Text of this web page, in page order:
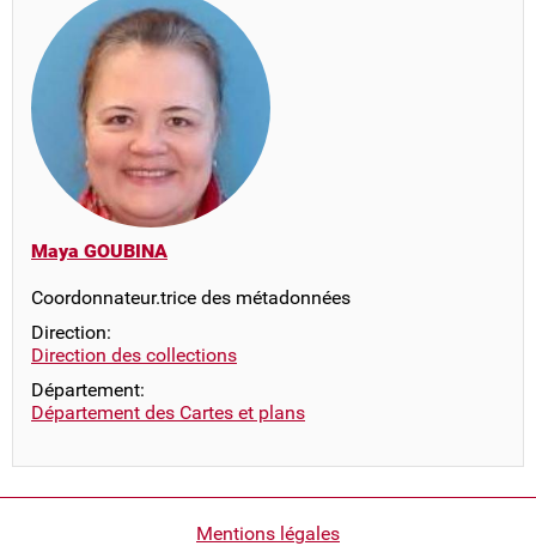
Maya GOUBINA
Coordonnateur.trice des métadonnées
Direction:
Direction des collections
Département:
Département des Cartes et plans
Mentions légales